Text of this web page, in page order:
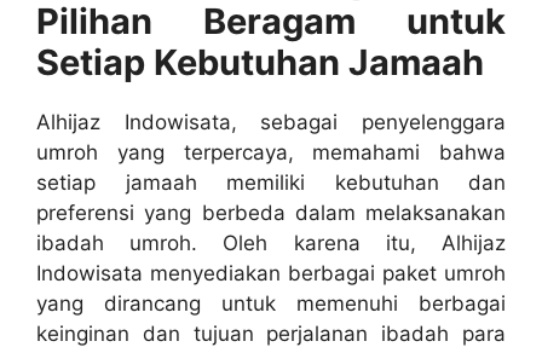
Pilihan Beragam untuk
Setiap Kebutuhan Jamaah
Alhijaz Indowisata, sebagai penyelenggara
umroh yang terpercaya, memahami bahwa
setiap jamaah memiliki kebutuhan dan
preferensi yang berbeda dalam melaksanakan
ibadah umroh. Oleh karena itu, Alhijaz
Indowisata menyediakan berbagai paket umroh
yang dirancang untuk memenuhi berbagai
keinginan dan tujuan perjalanan ibadah para